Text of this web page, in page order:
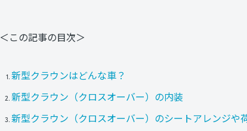
＜この記事の目次＞
新型クラウンはどんな車？
新型クラウン（クロスオーバー）の内装
新型クラウン（クロスオーバー）のシートアレンジや